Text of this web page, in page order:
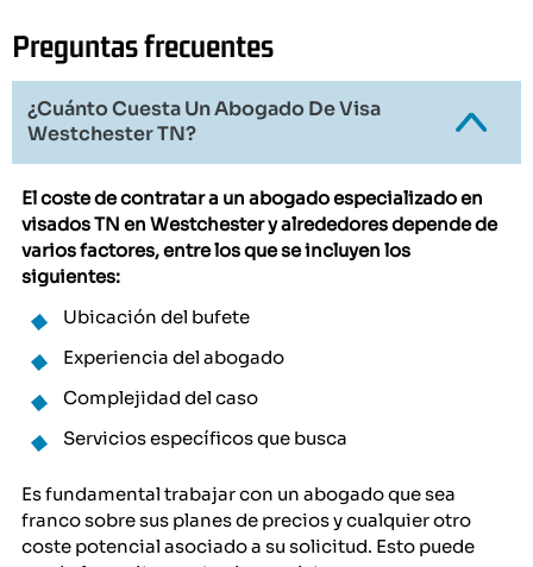
Preguntas frecuentes
¿Cuánto Cuesta Un Abogado De Visa
Westchester TN?
El coste de contratar a un abogado especializado en
visados TN en Westchester y alrededores depende de
varios factores, entre los que se incluyen los
siguientes:
Ubicación del bufete
Experiencia del abogado
Complejidad del caso
Servicios específicos que busca
Es fundamental trabajar con un abogado que sea
franco sobre sus planes de precios y cualquier otro
coste potencial asociado a su solicitud. Esto puede